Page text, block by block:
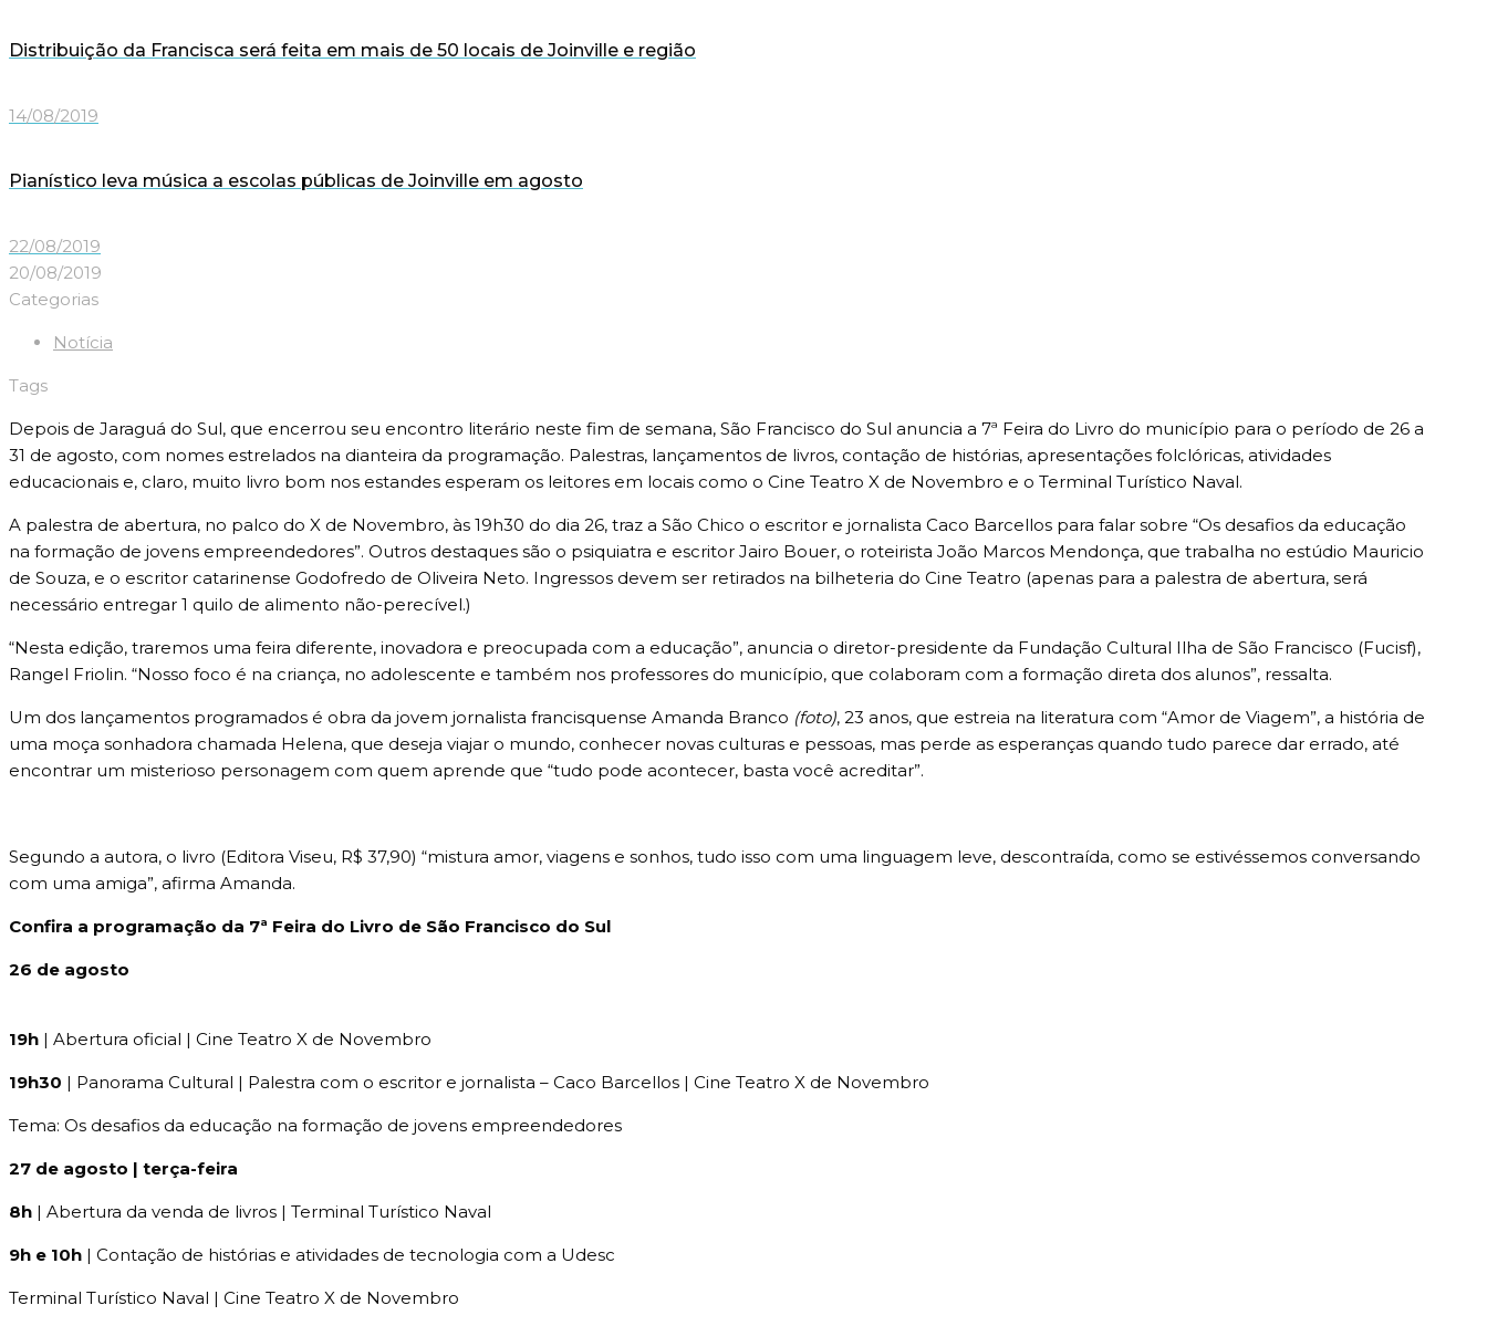
Distribuição da Francisca será feita em mais de 50 locais de Joinville e região
14/08/2019
Pianístico leva música a escolas públicas de Joinville em agosto
22/08/2019
20/08/2019
Categorias
Notícia
Tags
Depois de Jaraguá do Sul, que encerrou seu encontro literário neste fim de semana, São Francisco do Sul anuncia a 7ª Feira do Livro do município para o período de 26 a
31 de agosto, com nomes estrelados na dianteira da programação. Palestras, lançamentos de livros, contação de histórias, apresentações folclóricas, atividades
educacionais e, claro, muito livro bom nos estandes esperam os leitores em locais como o Cine Teatro X de Novembro e o Terminal Turístico Naval.
A palestra de abertura, no palco do X de Novembro, às 19h30 do dia 26, traz a São Chico o escritor e jornalista Caco Barcellos para falar sobre “Os desafios da educação
na formação de jovens empreendedores”. Outros destaques são o psiquiatra e escritor Jairo Bouer, o roteirista João Marcos Mendonça, que trabalha no estúdio Mauricio
de Souza, e o escritor catarinense Godofredo de Oliveira Neto. Ingressos devem ser retirados na bilheteria do Cine Teatro (apenas para a palestra de abertura, será
necessário entregar 1 quilo de alimento não-perecível.)
“Nesta edição, traremos uma feira diferente, inovadora e preocupada com a educação”, anuncia o diretor-presidente da Fundação Cultural Ilha de São Francisco (Fucisf),
Rangel Friolin. “Nosso foco é na criança, no adolescente e também nos professores do município, que colaboram com a formação direta dos alunos”, ressalta.
Um dos lançamentos programados é obra da jovem jornalista francisquense Amanda Branco (foto), 23 anos, que estreia na literatura com “Amor de Viagem”, a história de
uma moça sonhadora chamada Helena, que deseja viajar o mundo, conhecer novas culturas e pessoas, mas perde as esperanças quando tudo parece dar errado, até
encontrar um misterioso personagem com quem aprende que “tudo pode acontecer, basta você acreditar”.
Segundo a autora, o livro (Editora Viseu, R$ 37,90) “mistura amor, viagens e sonhos, tudo isso com uma linguagem leve, descontraída, como se estivéssemos conversando
com uma amiga”, afirma Amanda.
Confira a programação da 7ª Feira do Livro de São Francisco do Sul
26 de agosto
19h | Abertura oficial | Cine Teatro X de Novembro
19h30 | Panorama Cultural | Palestra com o escritor e jornalista – Caco Barcellos | Cine Teatro X de Novembro
Tema: Os desafios da educação na formação de jovens empreendedores
27 de agosto | terça-feira
8h | Abertura da venda de livros | Terminal Turístico Naval
9h e 10h | Contação de histórias e atividades de tecnologia com a Udesc
Terminal Turístico Naval | Cine Teatro X de Novembro